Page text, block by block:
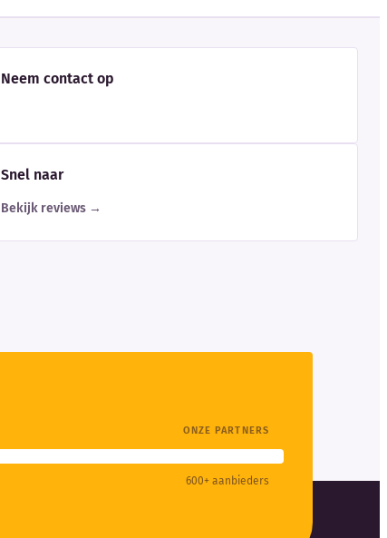
Neem contact op
Snel naar
Bekijk reviews →
ONZE PARTNERS
600+ aanbieders